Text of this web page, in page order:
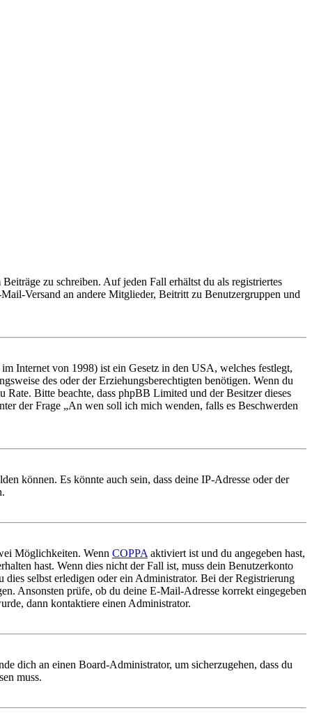
zu schreiben. Auf jeden Fall erhältst du als registriertes
Versand an andere Mitglieder, Beitritt zu Benutzergruppen und
Internet von 1998) ist ein Gesetz in den USA, welches festlegt,
des oder der Erziehungsberechtigten benötigen. Wenn du
Bitte beachte, dass phpBB Limited und der Besitzer dieses
der Frage „An wen soll ich mich wenden, falls es Beschwerden
können. Es könnte auch sein, dass deine IP-Adresse oder der
Möglichkeiten. Wenn COPPA aktiviert ist und du angegeben hast,
hast. Wenn dies nicht der Fall ist, muss dein Benutzerkonto
selbst erledigen oder ein Administrator. Bei der Registrierung
Ansonsten prüfe, ob du deine E-Mail-Adresse korrekt eingegeben
dann kontaktiere einen Administrator.
dich an einen Board-Administrator, um sicherzugehen, dass du
muss.